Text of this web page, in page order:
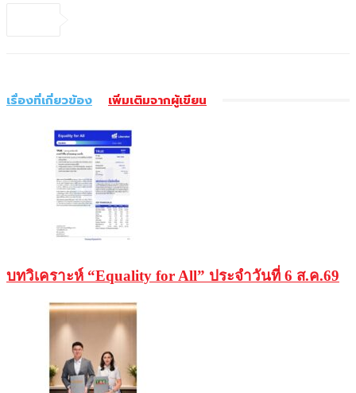
เรื่องที่เกี่ยวข้อง เพิ่มเติมจากผู้เขียน
บทวิเคราะห์ “Equality for All” ประจำวันที่ 6 ส.ค.69